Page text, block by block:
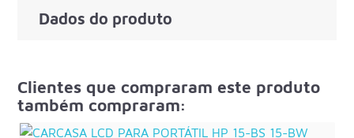
Dados do produto
Clientes que compraram este produto
também compraram: